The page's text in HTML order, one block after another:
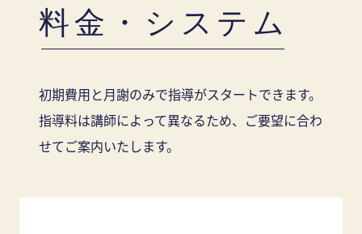
料金・システム
初期費用と月謝のみで指導がスタートできます。
指導料は講師によって異なるため、ご要望に合わ
せてご案内いたします。